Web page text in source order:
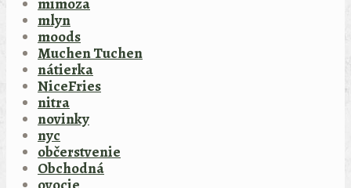
mimoza
mlyn
moods
Muchen Tuchen
nátierka
NiceFries
nitra
novinky
nyc
občerstvenie
Obchodná